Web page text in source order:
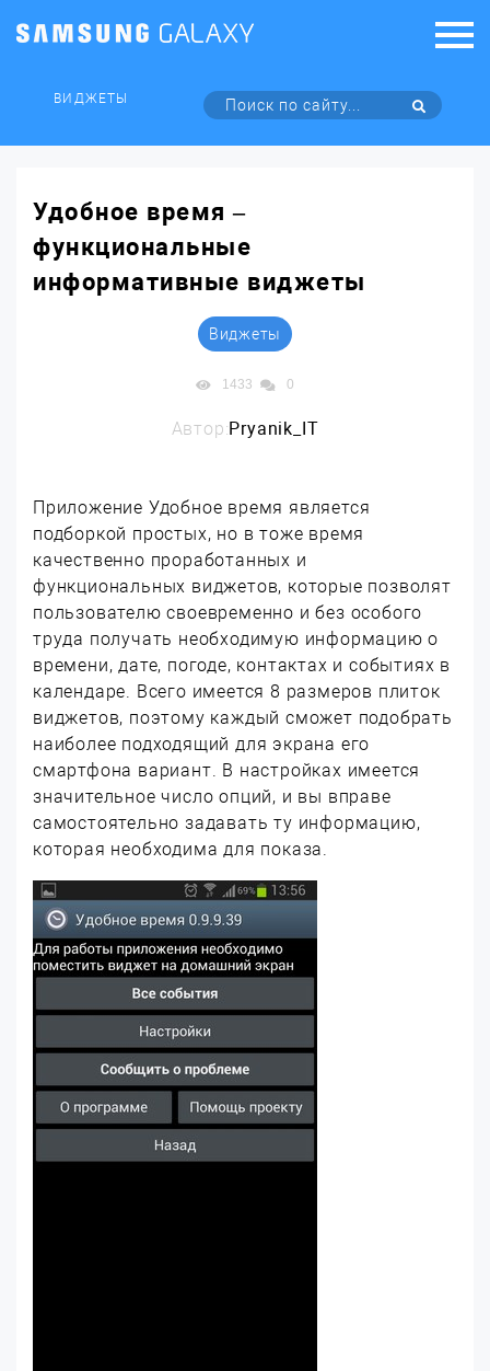
ВИДЖЕТЫ
Удобное время –
функциональные
информативные виджеты
Виджеты
1433 0
Автор:Pryanik_IT
Приложение Удобное время является
подборкой простых, но в тоже время
качественно проработанных и
функциональных виджетов, которые позволят
пользователю своевременно и без особого
труда получать необходимую информацию о
времени, дате, погоде, контактах и событиях в
календаре. Всего имеется 8 размеров плиток
виджетов, поэтому каждый сможет подобрать
наиболее подходящий для экрана его
смартфона вариант. В настройках имеется
значительное число опций, и вы вправе
самостоятельно задавать ту информацию,
которая необходима для показа.